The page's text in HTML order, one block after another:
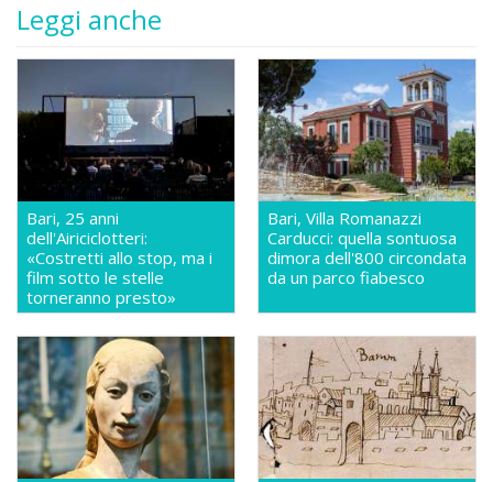
Leggi anche
Bari, 25 anni
dell'Airiciclotteri:
«Costretti allo stop, ma i
film sotto le stelle
torneranno presto»
Bari, Villa Romanazzi
Carducci: quella sontuosa
dimora dell'800 circondata
da un parco fiabesco